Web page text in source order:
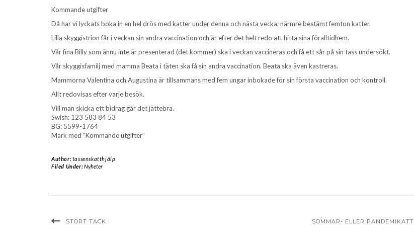
Kommande utgifter
Då har vi lyckats boka in en hel drös med katter under denna och nästa vecka; närmre bestämt femton katter.
Lilla skyggistrion får i veckan sin andra vaccination och är efter det helt redo att hitta sina föralltidhem.
Vår fina Billy som ännu inte är presenterad (det kommer) ska i veckan vaccineras och få ett sår på sin tass undersökt.
Vår skyggisfamilj med mamma Beata i täten ska få sin andra vaccination. Beata ska även kastreras.
Mammorna Valentina och Augustina är tillsammans med fem ungar inbokade för sin första vaccination och kontroll.
Allt redovisas efter varje besök.
Vill man skicka ett bidrag går det jättebra.
Swish: 123 583 84 53
BG: 5599-1764
Märk med ”Kommande utgifter”
Author:tassenskatthjälp
Filed Under:Nyheter
STORT TACK SOMMAR- ELLER PANDEMIKATT